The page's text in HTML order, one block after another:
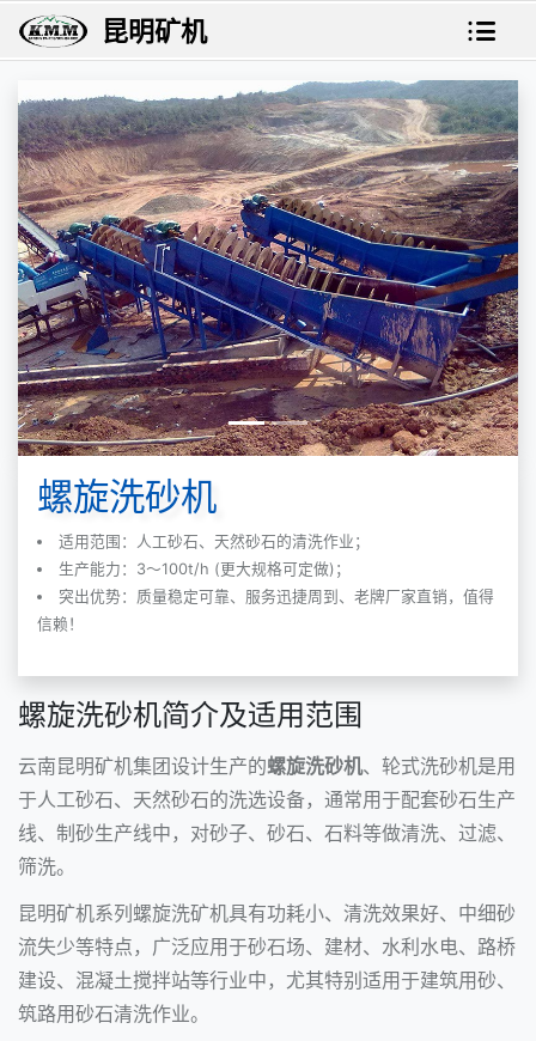
昆明矿机
螺旋洗砂机
适用范围：人工砂石、天然砂石的清洗作业；
生产能力：3～100t/h (更大规格可定做)；
突出优势：质量稳定可靠、服务迅捷周到、老牌厂家直销，值得
信赖！
螺旋洗砂机简介及适用范围
云南昆明矿机集团设计生产的螺旋洗砂机、 轮式洗砂机是用
于人工砂石、天然砂石的洗选设备，通常用于配套砂石生产
线、 制砂生产线中，对砂子、砂石、石料等做清洗、过滤、
筛洗。
昆明矿机系列螺旋洗矿机具有功耗小、清洗效果好、中细砂
流失少等特点，广泛应用于砂石场、建材、水利水电、路桥
建设、混凝土搅拌站等行业中，尤其特别适用于建筑用砂、
筑路用砂石清洗作业。